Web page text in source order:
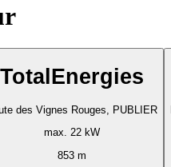
TotalEnergies
des Vignes Rouges, PUBLIER
max. 22 kW
853 m